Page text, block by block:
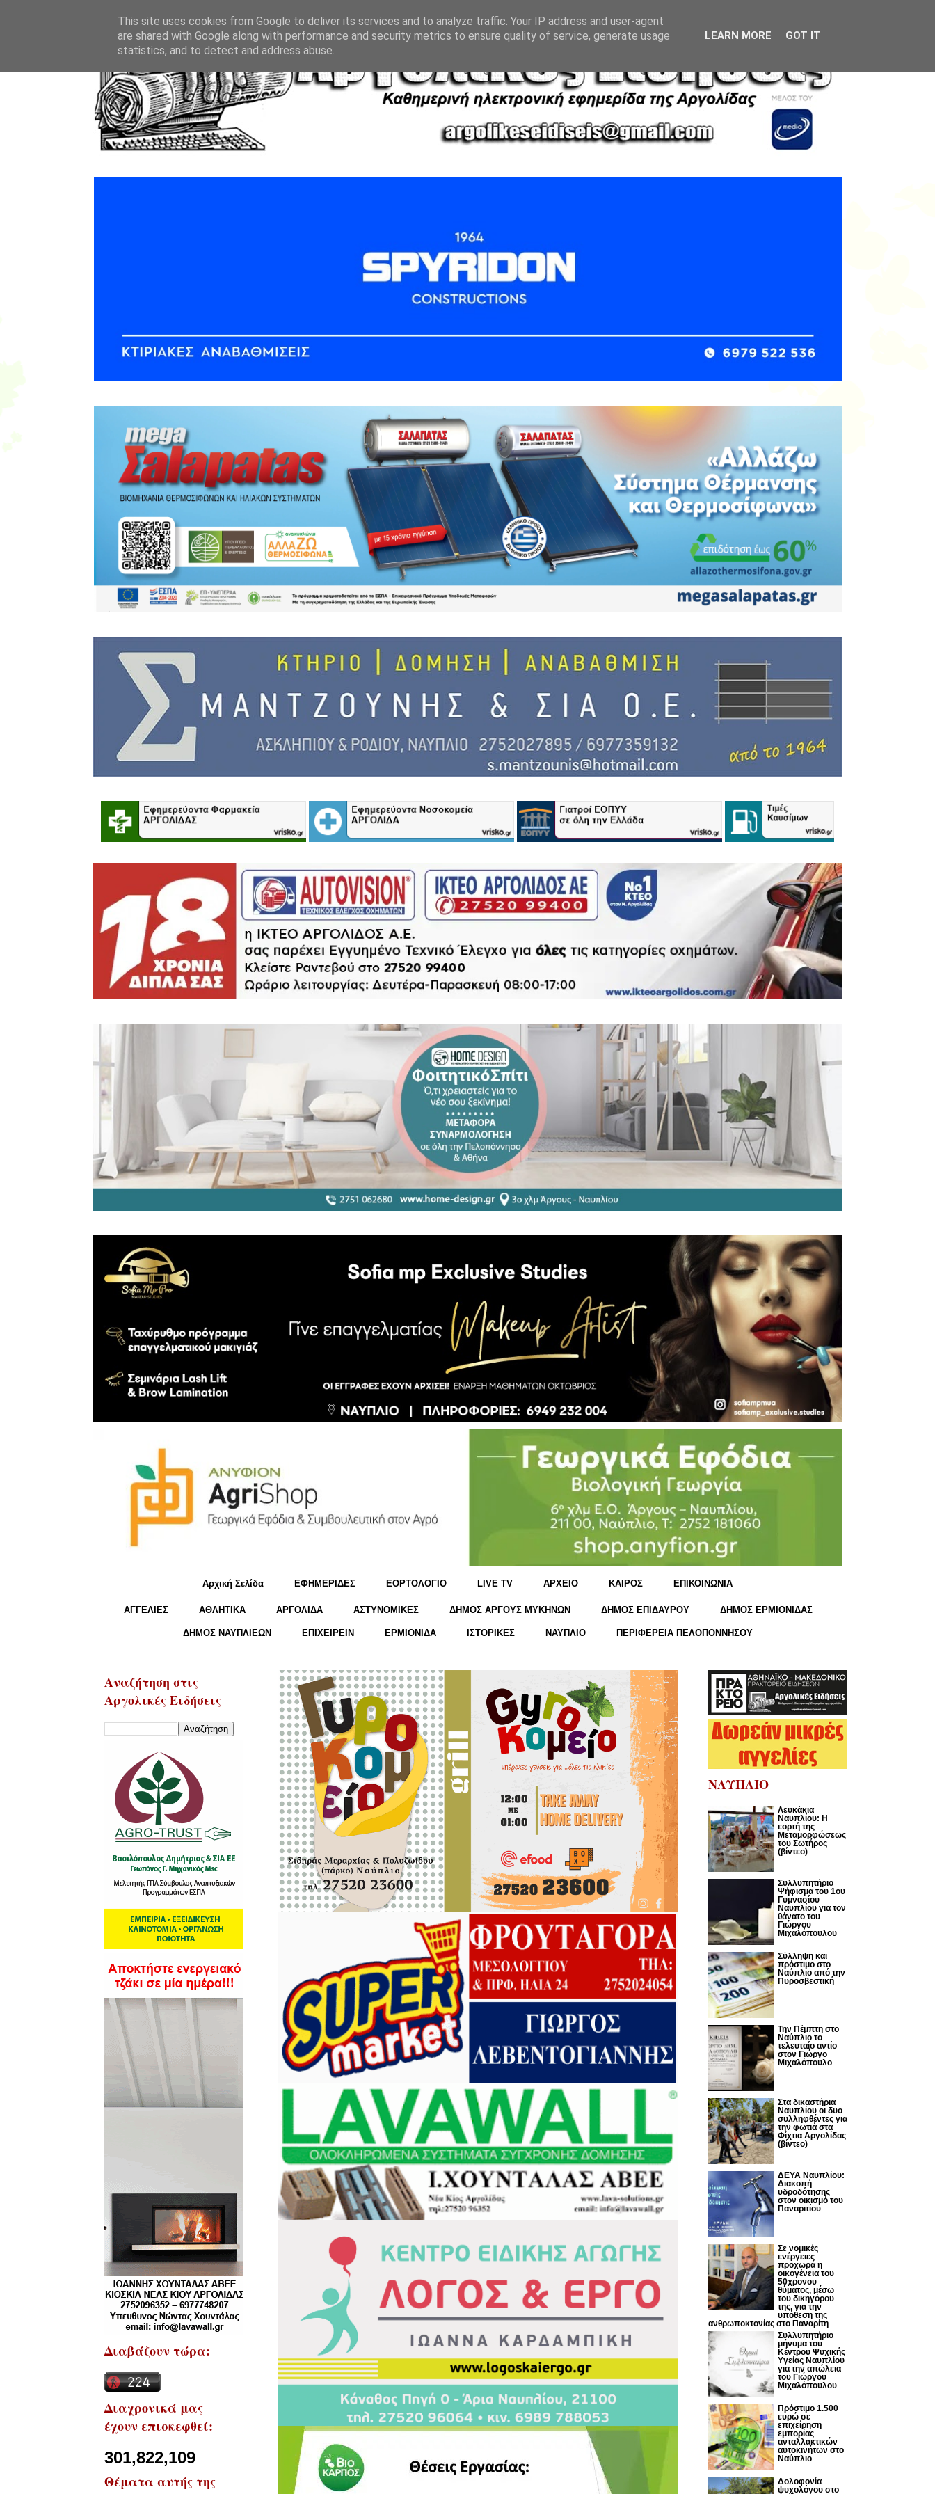
Αρχική Σελίδα ΕΦΗΜΕΡΙΔΕΣ ΕΟΡΤΟΛΟΓΙΟ LIVE TV ΑΡΧΕΙΟ KΑΙΡΟΣ ΕΠΙΚΟΙΝΩΝΙΑ
ΑΓΓΕΛΙΕΣ ΑΘΛΗΤΙΚΑ ΑΡΓΟΛΙΔΑ ΑΣΤΥΝΟΜΙΚΕΣ ΔΗΜΟΣ ΑΡΓΟΥΣ ΜΥΚΗΝΩΝ ΔΗΜΟΣ ΕΠΙΔΑΥΡΟΥ ΔΗΜΟΣ ΕΡΜΙΟΝΙΔΑΣ
ΔΗΜΟΣ ΝΑΥΠΛΙΕΩΝ ΕΠΙΧΕΙΡΕΙΝ ΕΡΜΙΟΝΙΔΑ ΙΣΤΟΡΙΚΕΣ ΝΑΥΠΛΙΟ ΠΕΡΙΦΕΡΕΙΑ ΠΕΛΟΠΟΝΝΗΣΟΥ
Αναζήτηση στις
Αργολικές Ειδήσεις
Διαβάζουν τώρα:
Διαχρονικά μας
έχουν επισκεφθεί:
301,822,109
Θέματα αυτής της
ΝΑΥΠΛΙΟ
Λευκάκια
Ναυπλίου: Η
εορτή της
Μεταμορφώσεως
του Σωτήρος
(βίντεο)
Συλλυπητήριο
Ψήφισμα του 1ου
Γυμνασίου
Ναυπλίου για τον
θάνατο του
Γιώργου
Μιχαλόπουλου
Σύλληψη και
πρόστιμο στο
Ναύπλιο από την
Πυροσβεστική
Την Πέμπτη στο
Ναύπλιο το
τελευταίο αντίο
στον Γιώργο
Μιχαλόπουλο
Στα δικαστήρια
Ναυπλίου οι δυο
συλληφθέντες για
την φωτιά στα
Φίχτια Αργολίδας
(βίντεο)
ΔΕΥΑ Ναυπλίου:
Διακοπή
υδροδότησης
στον οικισμό του
Παναριτίου
Σε νομικές
ενέργειες
προχωρά η
οικογένεια του
50χρονου
θύματος, μέσω
του δικηγόρου
της, για την
υπόθεση της
ανθρωποκτονίας στο Παναρίτη
Συλλυπητήριο
μήνυμα του
Κέντρου Ψυχικής
Υγείας Ναυπλίου
για την απώλεια
του Γιώργου
Μιχαλόπουλου
Πρόστιμο 1.500
ευρώ σε
επιχείρηση
εμπορίας
ανταλλακτικών
αυτοκινήτων στο
Ναύπλιο
Δολοφονία
ψυχολόγου στο
This site uses cookies from Google to deliver its services and to analyze traffic. Your IP address and user-agent
are shared with Google along with performance and security metrics to ensure quality of service, generate usage
statistics, and to detect and address abuse.
LEARN MORE GOT IT